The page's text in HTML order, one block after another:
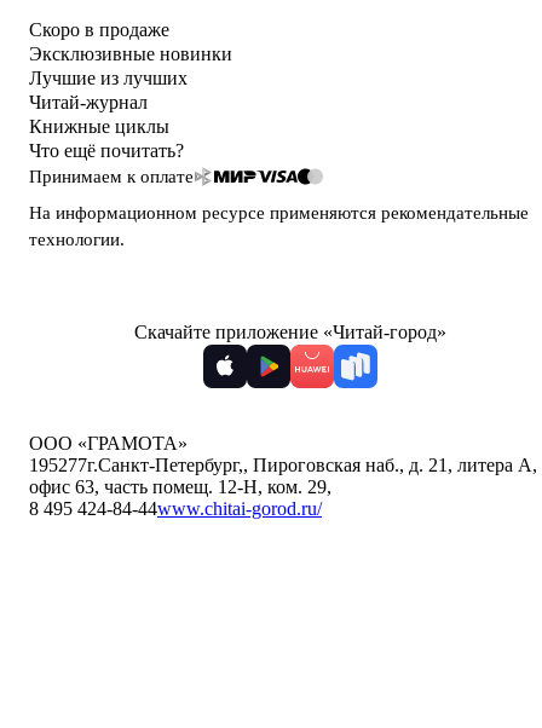
Скоро в продаже
Эксклюзивные новинки
Лучшие из лучших
Читай-журнал
Книжные циклы
Что ещё почитать?
Принимаем к оплате
На информационном ресурсе применяются рекомендательные
технологии.
Скачайте приложение «Читай-город»
ООО «ГРАМОТА»
195277г.Санкт-Петербург,, Пироговская наб., д. 21, литера А,
офис 63, часть помещ. 12-Н, ком. 29,
8 495 424-84-44www.chitai-gorod.ru/